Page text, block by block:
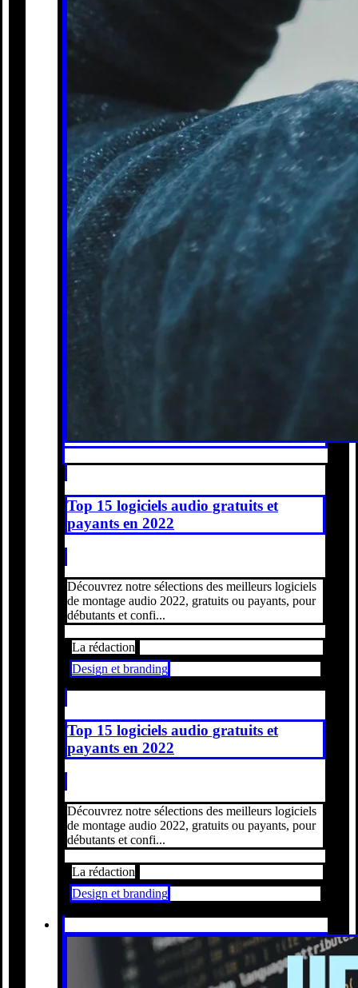
Top 15 logiciels audio gratuits et
payants en 2022
Découvrez notre sélections des meilleurs logiciels
de montage audio 2022, gratuits ou payants, pour
débutants et confi...
La rédaction
Design et branding
Top 15 logiciels audio gratuits et
payants en 2022
Découvrez notre sélections des meilleurs logiciels
de montage audio 2022, gratuits ou payants, pour
débutants et confi...
La rédaction
Design et branding